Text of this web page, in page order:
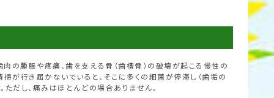
肉の腫脹や疼痛、歯を支える骨（歯槽骨）の破壊が起こる慢性の
が行き届かないでいると、そこに多くの細菌が停滞し（歯垢の
ただし、痛みはほとんどの場合ありません。